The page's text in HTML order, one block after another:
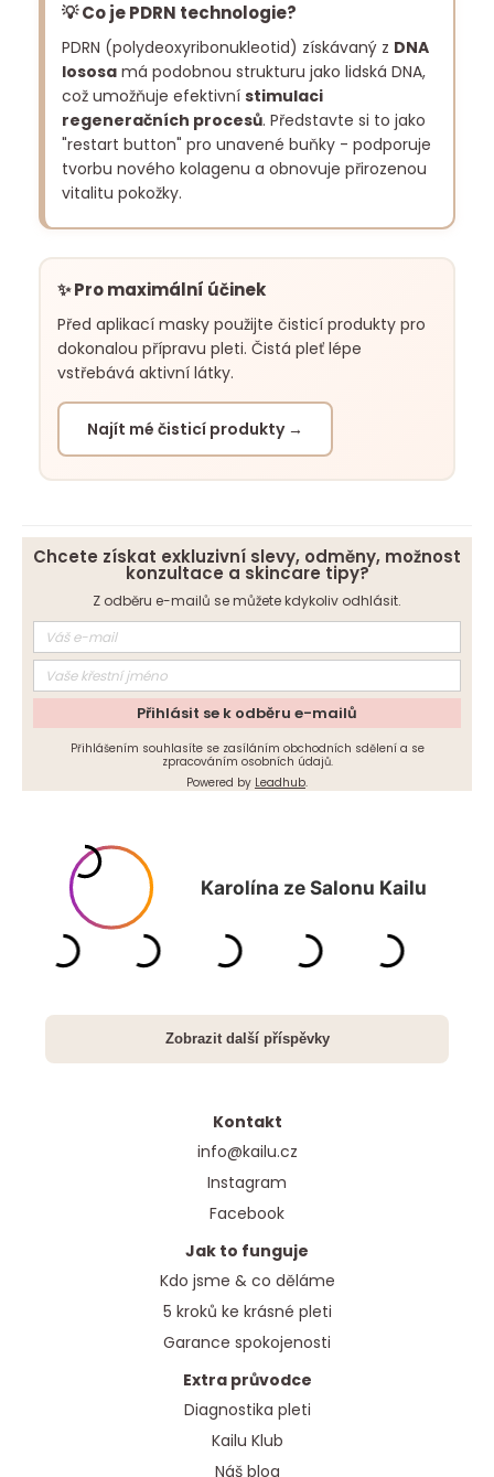
💡 Co je PDRN technologie?
PDRN (polydeoxyribonukleotid) získávaný z DNA
lososa má podobnou strukturu jako lidská DNA,
což umožňuje efektivní stimulaci
regeneračních procesů. Představte si to jako
"restart button" pro unavené buňky - podporuje
tvorbu nového kolagenu a obnovuje přirozenou
vitalitu pokožky.
✨ Pro maximální účinek
Před aplikací masky použijte čisticí produkty pro
dokonalou přípravu pleti. Čistá pleť lépe
vstřebává aktivní látky.
Najít mé čisticí produkty →
Chcete získat exkluzivní slevy, odměny, možnost
konzultace a skincare tipy?
Z odběru e-mailů se můžete kdykoliv odhlásit.
Přihlásit se k odběru e-mailů
Přihlášením souhlasíte se zasíláním obchodních sdělení a se
zpracováním osobních údajů.
Powered by Leadhub.
Kontakt
info@kailu.cz
Instagram
Facebook
Jak to funguje
Kdo jsme & co děláme
5 kroků ke krásné pleti
Garance spokojenosti
Extra průvodce
Diagnostika pleti
Kailu Klub
Náš blog